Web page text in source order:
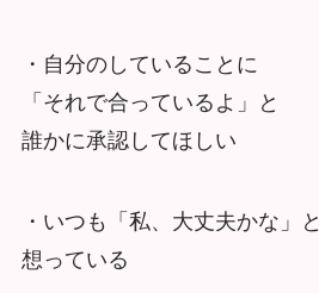
・自分のしていることに
「それで合っているよ」と
誰かに承認してほしい
・いつも「私、大丈夫かな」と
想っている